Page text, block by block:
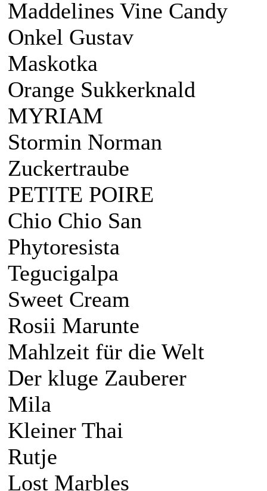
Maddelines Vine Candy
Onkel Gustav
Maskotka
Orange Sukkerknald
MYRIAM
Stormin Norman
Zuckertraube
PETITE POIRE
Chio Chio San
Phytoresista
Tegucigalpa
Sweet Cream
Rosii Marunte
Mahlzeit für die Welt
Der kluge Zauberer
Mila
Kleiner Thai
Rutje
Lost Marbles